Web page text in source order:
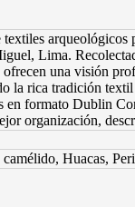
Lima.
una visión
la rica tradición
en formato Dublin
organización,
Huacas,